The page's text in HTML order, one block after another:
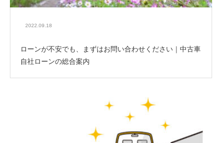
2022.09.18
ローンが不安でも、まずはお問い合わせください｜中古車
自社ローンの総合案内